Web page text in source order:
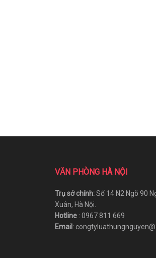
VĂN PHÒNG HÀ NỘI
Trụ sở chính:Số 14 N2 Ngõ 90
Xuân, Hà Nội.
Hotline : 0967 811 669
Email :